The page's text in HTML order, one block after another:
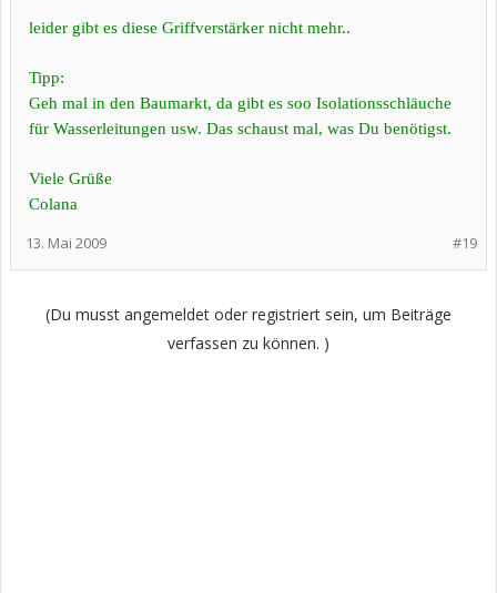
leider gibt es diese Griffverstärker nicht mehr..
Tipp:
Geh mal in den Baumarkt, da gibt es soo Isolationsschläuche
für Wasserleitungen usw. Das schaust mal, was Du benötigst.
Viele Grüße
Colana
#19
13. Mai 2009
(Du musst angemeldet oder registriert sein, um Beiträge
verfassen zu können. )